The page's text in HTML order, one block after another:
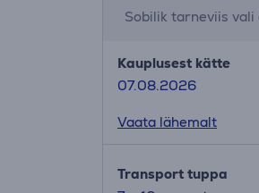
Sobilik tarneviis vali
Kauplusest kätte
07.08.2026
Vaata lähemalt
Transport tuppa